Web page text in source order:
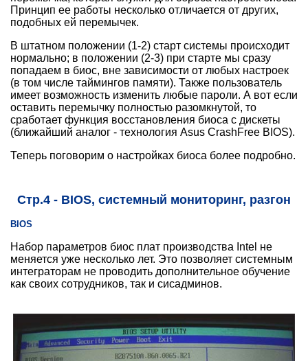
Принцип ее работы несколько отличается от других,
подобных ей перемычек.
В штатном положении (1-2) старт системы происходит
нормально; в положении (2-3) при старте мы сразу
попадаем в биос, вне зависимости от любых настроек
(в том числе таймингов памяти). Также пользователь
имеет возможность изменить любые пароли. А вот если
оставить перемычку полностью разомкнутой, то
сработает функция восстановления биоса с дискеты
(ближайший аналог - технология Asus CrashFree BIOS).
Теперь поговорим о настройках биоса более подробно.
Стр.4 - BIOS, системный мониторинг, разгон
BIOS
Набор параметров биос плат производства Intel не
меняется уже несколько лет. Это позволяет системным
интеграторам не проводить дополнительное обучение
как своих сотрудников, так и сисадминов.